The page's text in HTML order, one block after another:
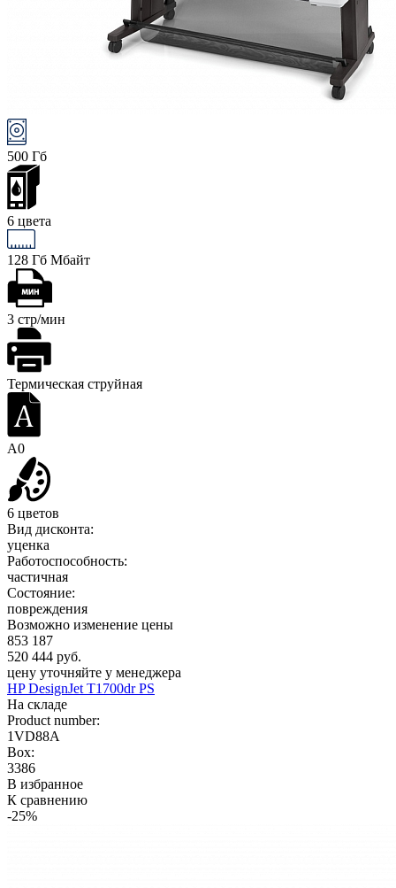
500 Гб
6 цвета
128 Гб Мбайт
3 стр/мин
Термическая струйная
A0
6 цветов
Вид дисконта:
уценка
Работоспособность:
частичная
Состояние:
повреждения
Возможно изменение цены
853 187
520 444 руб.
цену уточняйте у менеджера
HP DesignJet T1700dr PS
На складе
Product number:
1VD88A
Box:
3386
В избранное
К сравнению
-25%